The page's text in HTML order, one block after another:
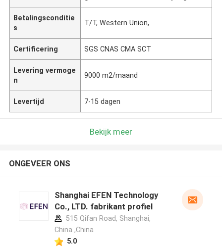
Betalingsconditie
s
T/T, Western Union,
Certificering SGS CNAS CMA SCT
Levering vermoge
n
9000 m2/maand
Levertijd 7-15 dagen
Bekijk meer
ONGEVEER ONS
Shanghai EFEN Technology
Co., LTD. fabrikant profiel
515 Qifan Road, Shanghai,
China ,China
5.0